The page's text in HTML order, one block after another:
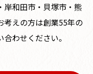
岸和田市・貝塚市・熊
考えの方は創業55年の
わせください。